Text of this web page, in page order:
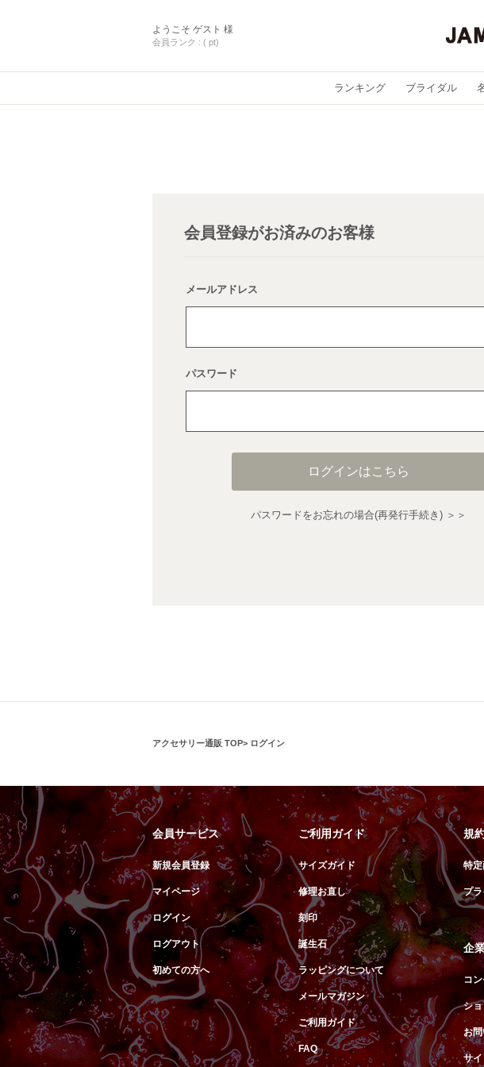
ようこそ ゲスト 様
会員ランク : ( pt)
ランキング ブライダル
会員登録がお済みのお客様
メールアドレス
パスワード
ログインはこちら
パスワードをお忘れの場合(再発行手続き) ＞＞
アクセサリー通販 TOP ログイン
会員サービス
新規会員登録
マイページ
ログイン
ログアウト
初めての方へ
ご利用ガイド
サイズガイド
修理お直し
刻印
誕生石
ラッピングについて
メールマガジン
ご利用ガイド
FAQ
規
特
プ
企
コ
ショ
お
サ